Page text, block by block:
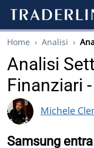
Home › Analisi ›
Analisi
Finanziari
Michele
Samsung